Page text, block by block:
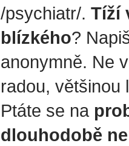
/psychiatr/. Tíží
blízkého?
anonymně. Ne
radou, většinou
Ptáte se na
dlouhodobě